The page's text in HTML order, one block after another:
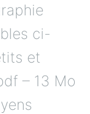
ci-
et
– 13 Mo